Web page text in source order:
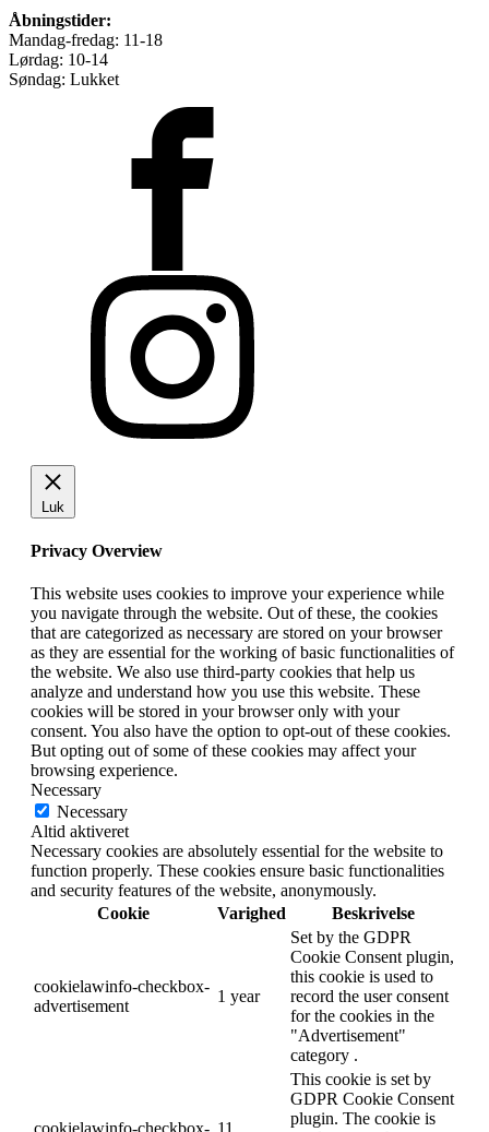
Åbningstider:
Mandag-fredag: 11-18
Lørdag: 10-14
Søndag: Lukket
Luk
Privacy Overview
This website uses cookies to improve your experience while
you navigate through the website. Out of these, the cookies
that are categorized as necessary are stored on your browser
as they are essential for the working of basic functionalities of
the website. We also use third-party cookies that help us
analyze and understand how you use this website. These
cookies will be stored in your browser only with your
consent. You also have the option to opt-out of these cookies.
But opting out of some of these cookies may affect your
browsing experience.
Necessary
Necessary
Altid aktiveret
Necessary cookies are absolutely essential for the website to
function properly. These cookies ensure basic functionalities
and security features of the website, anonymously.
Cookie
Varighed Beskrivelse
cookielawinfo-checkbox-
advertisement
1 year
Set by the GDPR
Cookie Consent plugin,
this cookie is used to
record the user consent
for the cookies in the
"Advertisement"
category .
This cookie is set by
GDPR Cookie Consent
plugin. The cookie is